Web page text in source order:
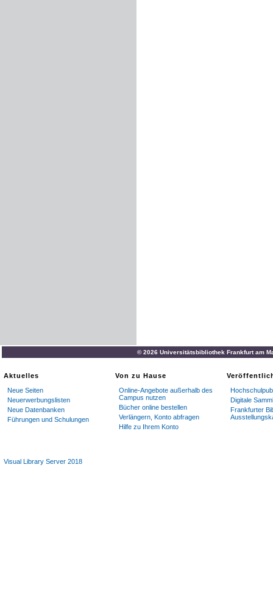
© 2026 Universitätsbibliothek Frankfurt am
Aktuelles
Neue Seiten
Neuerwerbungslisten
Neue Datenbanken
Führungen und Schulungen
Von zu Hause
Online-Angebote außerhalb des
Campus nutzen
Bücher online bestellen
Verlängern, Konto abfragen
Hilfe zu Ihrem Konto
Digitale
Frankfurter
Visual Library Server 2018